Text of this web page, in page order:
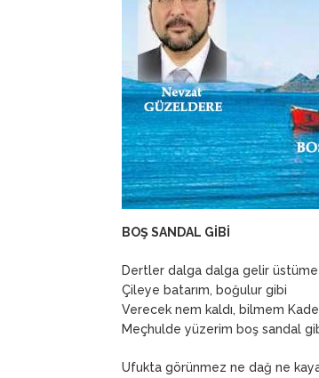
BOŞ SANDAL GİBİ
Dertler dalga dalga gelir üstüme
Çileye batarım, boğulur gibi
Verecek nem kaldı, bilmem
Meçhulde yüzerim boş sandal
Ufukta görünmez ne dağ ne